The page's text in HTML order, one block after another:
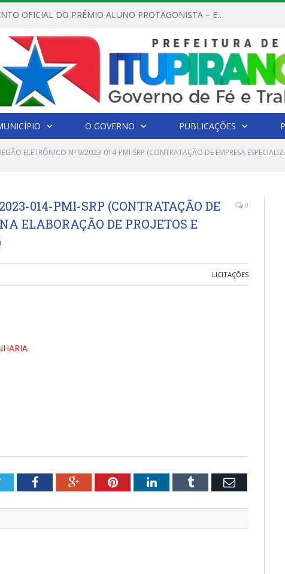
REGULAMENTO OFICIAL DO PRÊMIO ALUNO PROTAGONISTA – EDIÇÃO 2026
O GOVERNO PUBLICAÇÕES
ELETRÔNICO Nº 9/2023-014-PMI-SRP (CONTRATAÇÃO DE EMPRESA
014-PMI-SRP (CONTRATAÇÃO DE
ELABORAÇÃO DE PROJETOS E
0
LICITAÇÕES
TwitterFacebookGoogle+PinterestLinkedInTumblr Email